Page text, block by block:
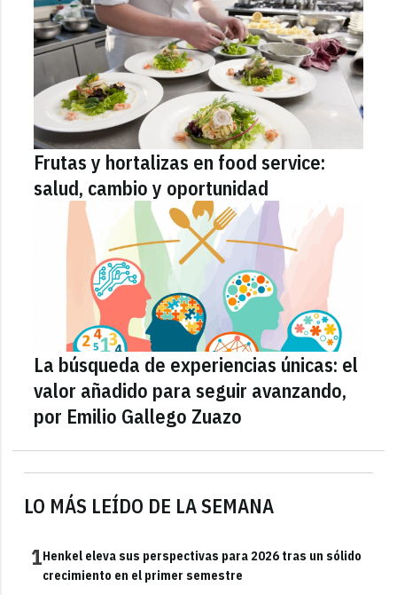
LO MÁS LEÍDO DE LA SEMANA
1Henkel eleva sus perspectivas para 2026 tras un sólido
crecimiento en el primer semestre
Frutas y hortalizas en food service:
salud, cambio y oportunidad
La búsqueda de experiencias únicas: el
valor añadido para seguir avanzando,
por Emilio Gallego Zuazo